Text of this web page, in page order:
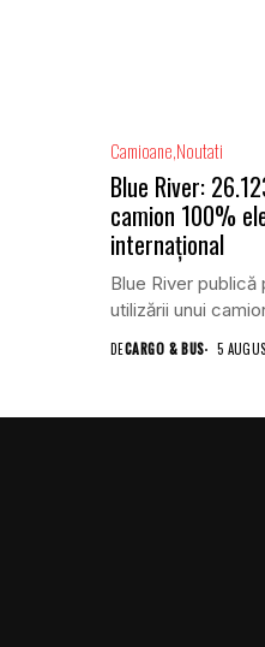
Camioane Noutati
Blue River:
camion 100%
internațional
Blue River
utilizării unui
DECARGO & BUS 5